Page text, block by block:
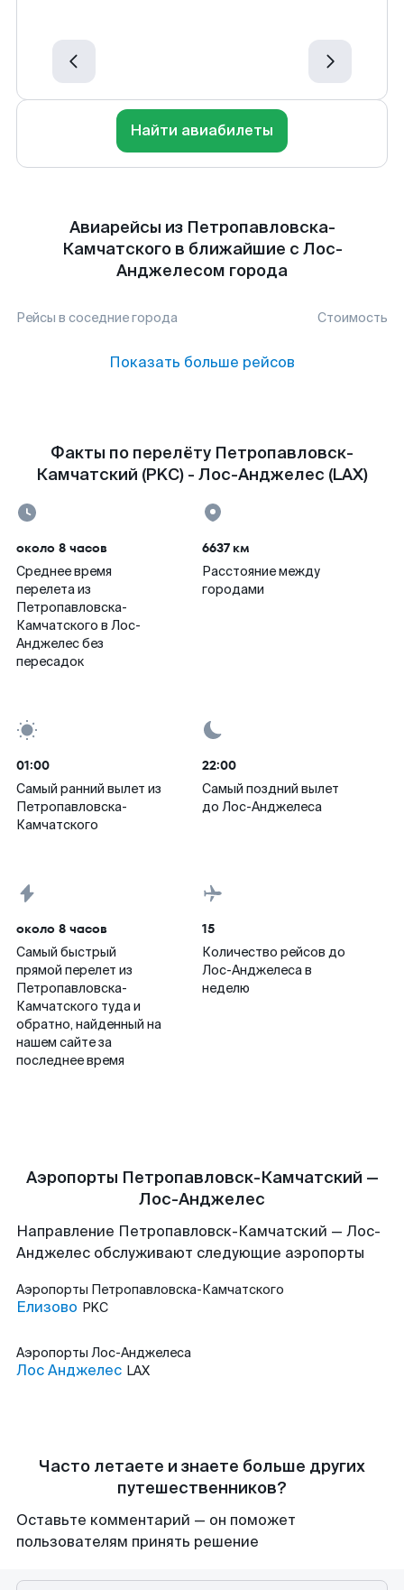
Найти авиабилеты
Авиарейсы из Петропавловска-
Камчатского в ближайшие с Лос-
Анджелесом города
Рейсы в соседние города Стоимость
Показать больше рейсов
Факты по перелёту Петропавловск-
Камчатский (PKC) - Лос-Анджелес (LAX)
около 8 часов
Среднее время
перелета из
Петропавловска-
Камчатского в Лос-
Анджелес без
пересадок
6637 км
Расстояние между
городами
01:00
Самый ранний вылет из
Петропавловска-
Камчатского
22:00
Самый поздний вылет
до Лос-Анджелеса
около 8 часов
Самый быстрый
прямой перелет из
Петропавловска-
Камчатского туда и
обратно, найденный на
нашем сайте за
последнее время
15
Количество рейсов до
Лос-Анджелеса в
неделю
Аэропорты Петропавловск-Камчатский —
Лос-Анджелес
Направление Петропавловск-Камчатский — Лос-
Анджелес обслуживают следующие аэропорты
Аэропорты Петропавловска-Камчатского
Елизово PKC
Аэропорты Лос-Анджелеса
Лос Анджелес LAX
Часто летаете и знаете больше других
путешественников?
Оставьте комментарий — он поможет
пользователям принять решение